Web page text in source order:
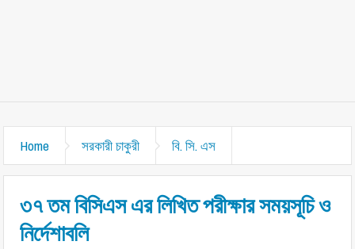
Home সরকারী চাকুরী বি. সি. এস
৩৭ তম বিসিএস এর লিখিত পরীক্ষার সময়সূচি ও
নির্দেশাবলি